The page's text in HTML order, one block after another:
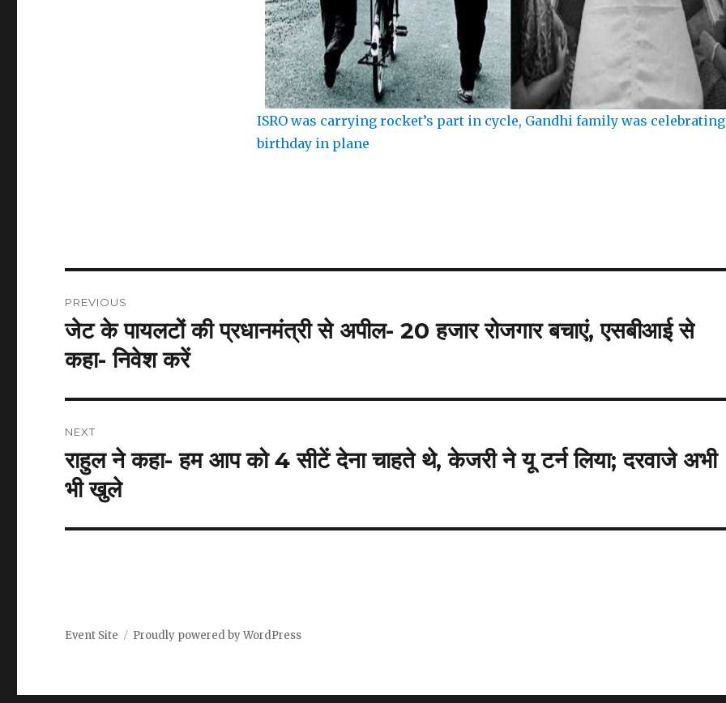
ISRO was carrying rocket’s part in cycle, Gandhi family was celebrating
birthday in plane
navigation
PREVIOUS
Previous
post:
जेट के पायलटों की प्रधानमंत्री से अपील- 20 हजार रोजगार बचाएं, एसबीआई से
कहा- निवेश करें
NEXT
Next
post:
राहुल ने कहा- हम आप को 4 सीटें देना चाहते थे, केजरी ने यू टर्न लिया; दरवाजे अभी
भी खुले
Event Site Proudly powered by WordPress